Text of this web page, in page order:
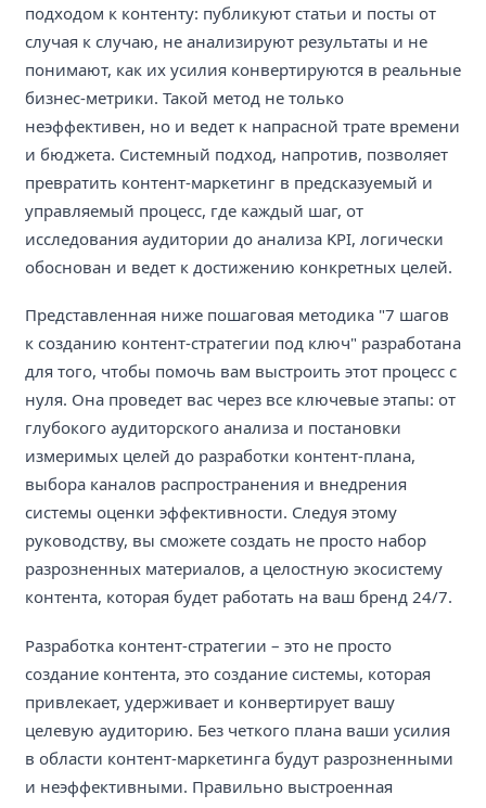
подходом к контенту: публикуют статьи и посты от
случая к случаю, не анализируют результаты и не
понимают, как их усилия конвертируются в реальные
бизнес-метрики. Такой метод не только
неэффективен, но и ведет к напрасной трате времени
и бюджета. Системный подход, напротив, позволяет
превратить контент-маркетинг в предсказуемый и
управляемый процесс, где каждый шаг, от
исследования аудитории до анализа KPI, логически
обоснован и ведет к достижению конкретных целей.
Представленная ниже пошаговая методика "7 шагов
к созданию контент-стратегии под ключ" разработана
для того, чтобы помочь вам выстроить этот процесс с
нуля. Она проведет вас через все ключевые этапы: от
глубокого аудиторского анализа и постановки
измеримых целей до разработки контент-плана,
выбора каналов распространения и внедрения
системы оценки эффективности. Следуя этому
руководству, вы сможете создать не просто набор
разрозненных материалов, а целостную экосистему
контента, которая будет работать на ваш бренд 24/7.
Разработка контент-стратегии – это не просто
создание контента, это создание системы, которая
привлекает, удерживает и конвертирует вашу
целевую аудиторию. Без четкого плана ваши усилия
в области контент-маркетинга будут разрозненными
и неэффективными. Правильно выстроенная